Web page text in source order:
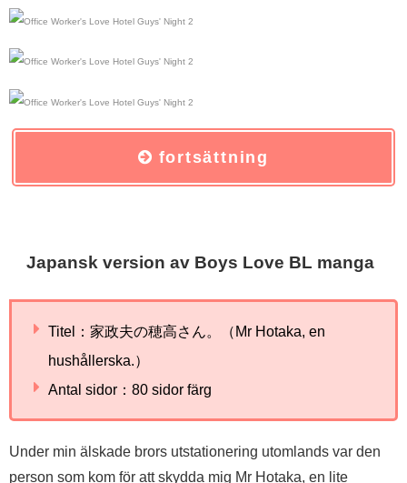
fortsättning
Japansk version av Boys Love BL manga
Titel：家政夫の穂高さん。（Mr Hotaka, en
hushållerska.）
Antal sidor：80 sidor färg
Under min älskade brors utstationering utomlands var den
person som kom för att skydda mig Mr Hotaka, en lite